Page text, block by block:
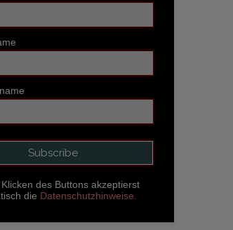
des Buttons akzeptierst
die Datenschutzhinweise.